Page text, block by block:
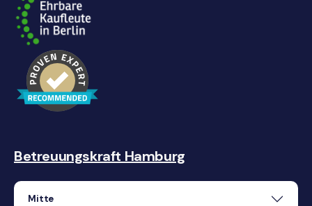
Betreuungskraft Hamburg
Mitte